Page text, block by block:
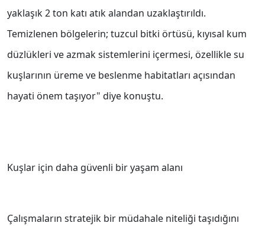
yaklaşık 2 ton katı atık alandan uzaklaştırıldı.
Temizlenen bölgelerin; tuzcul bitki örtüsü, kıyısal kum
düzlükleri ve azmak sistemlerini içermesi, özellikle su
kuşlarının üreme ve beslenme habitatları açısından
hayati önem taşıyor" diye konuştu.
Kuşlar için daha güvenli bir yaşam alanı
Çalışmaların stratejik bir müdahale niteliği taşıdığını